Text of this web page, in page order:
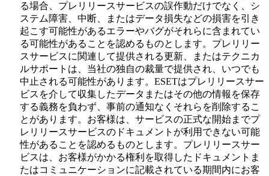
る場合、プレリリースサービスの誤作動だけでなく、シ
ステム障害、中断、またはデータ損失などの損害を引き
起こす可能性があるエラーやバグがそれらに含まれてい
る可能性があることを認めるものとします。プレリリー
スサービスに関連して提供される更新、またはテクニカ
ルサポートは、当社の独自の裁量で提供され、いつでも
中止される可能性があります。ESETはプレリリースサー
ビスを介して収集したデータまたはその他の情報を保存
する義務を負わず、事前の通知なくそれらを削除するこ
とがあります。お客様は、サービスの正式な開始までプ
レリリースサービスのドキュメントが利用できない可能
性があることを認めるものとします。プレリリースサー
ビスは、お客様がかかる権利を取得したドキュメントま
たはコミュニケーションに記載されている期間内にお客